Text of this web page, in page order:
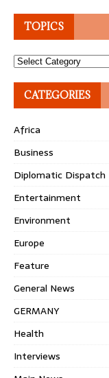
TOPICS
Topics
CATEGORIES
Africa
Business
Diplomatic Dispatch
Entertainment
Environment
Europe
Feature
General News
GERMANY
Health
Interviews